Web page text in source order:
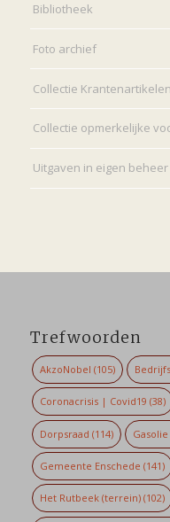
Bibliotheek
Foto archief
Collectie Krantenartikelen
Collectie opmerkelijke
Uitgaven in eigen beheer
Trefwoorden
AkzoNobel (105)
Coronacrisis | Covid19 (38)
Dorpsraad (114)
Gemeente Enschede (141)
Het Rutbeek (terrein)(102)